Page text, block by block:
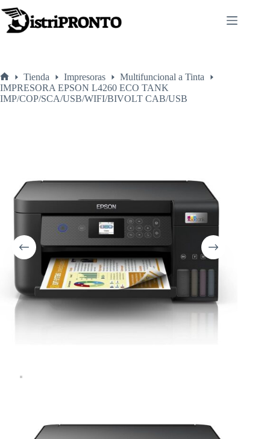
al
contenido
Inicio
Tienda Impresoras
Multifuncional a Tinta
IMPRESORA EPSON L4260 ECO TANK
IMP/COP/SCA/USB/WIFI/BIVOLT CAB/USB